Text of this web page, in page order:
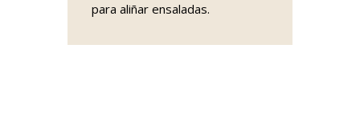
para aliñar ensaladas.